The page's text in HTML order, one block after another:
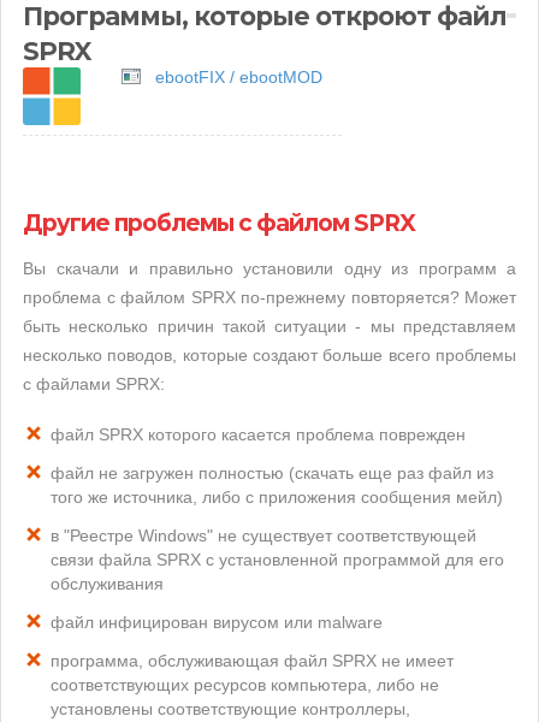
Программы, которые откроют файл
SPRX
ebootFIX / ebootMOD
Другие проблемы с файлом SPRX
Вы скачали и правильно установили одну из программ а
проблема с файлом SPRX по-прежнему повторяется? Может
быть несколько причин такой ситуации - мы представляем
несколько поводов, которые создают больше всего проблемы
с файлами SPRX:
файл SPRX которого касается проблема поврежден
файл не загружен полностью (скачать еще раз файл из
того же источника, либо с приложения сообщения мейл)
в "Реестре Windows" не существует соответствующей
связи файла SPRX с установленной программой для его
обслуживания
файл инфицирован вирусом или malware
программа, обслуживающая файл SPRX не имеет
соответствующих ресурсов компьютера, либо не
установлены соответствующие контроллеры,